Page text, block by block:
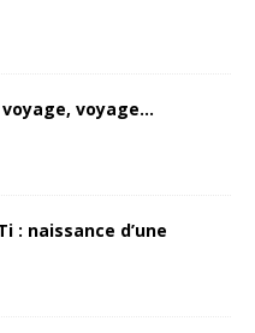
voyage, voyage…
: naissance d’une